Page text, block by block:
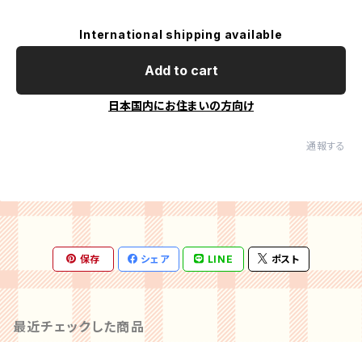
International shipping available
Add to cart
日本国内にお住まいの方向け
通報する
保存 シェア LINE ポスト
最近チェックした商品